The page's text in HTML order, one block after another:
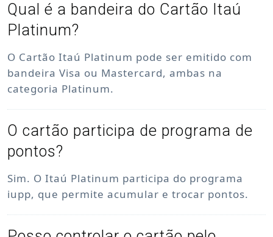
Qual é a bandeira do Cartão Itaú
Platinum?
O Cartão Itaú Platinum pode ser emitido com
bandeira Visa ou Mastercard, ambas na
categoria Platinum.
O cartão participa de programa de
pontos?
Sim. O Itaú Platinum participa do programa
iupp, que permite acumular e trocar pontos.